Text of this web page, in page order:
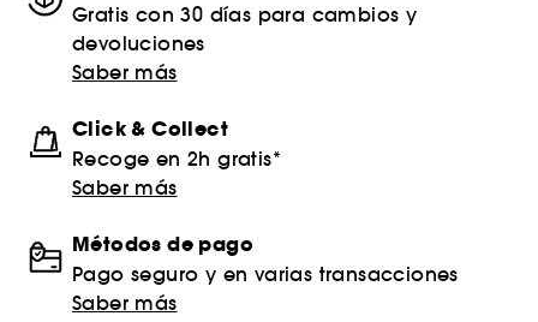
Gratis con 30 días para cambios y
devoluciones
Saber más
Click & Collect
Recoge en 2h gratis*
Saber más
Métodos de pago
Pago seguro y en varias transacciones
Saber más